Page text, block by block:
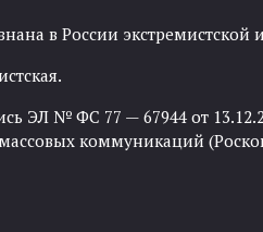
в России экстремистской
ЭЛ № ФС 77 — 67944 от
коммуникаций